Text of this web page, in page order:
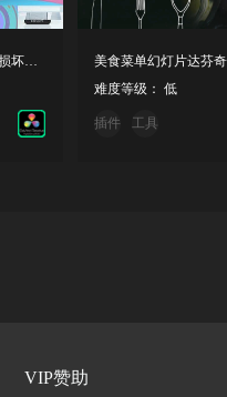
达芬奇-30种故障干扰毛刺马赛克像素损坏转场效果
美食菜单幻灯片达芬
难度等级： 低
插件 工具
VIP赞助